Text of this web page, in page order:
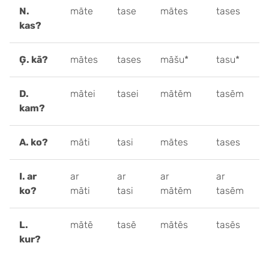
N.
kas?
māte tase mātes tases
Ģ. kā? mātes tases māšu* tasu*
D.
kam?
mātei tasei mātēm tasēm
A. ko? māti tasi mātes tases
I. ar
ko?
ar
māti
ar
tasi
ar
mātēm
ar
tasēm
L.
kur?
mātē tasē mātēs tasēs